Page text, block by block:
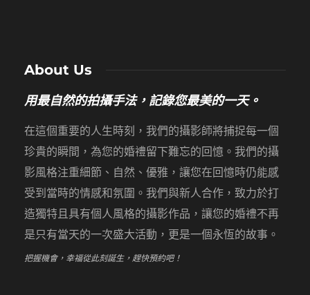
About Us
用最自然的拍攝手法，記錄您最美的一天。
在這個重要的人生時刻，我們的攝影師將捕捉每一個
珍貴的瞬間，為您的婚禮留下難忘的回憶。我們的攝
影風格注重細節、自然、優雅，讓您在回憶時仍能感
受到當時的情感和氛圍。我們與新人合作，致力於打
造獨特且具有個人風格的攝影作品，讓您的婚禮不再
是只有當天的一次盛大活動，更是一個永恆的故事。
把握機會，幸福從此刻誕生，趕快預約吧！